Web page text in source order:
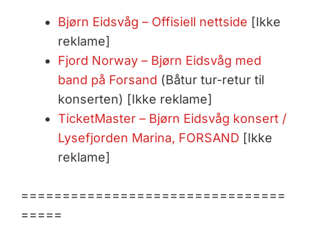
Bjørn Eidsvåg – Offisiell nettside [Ikke
reklame]
Fjord Norway – Bjørn Eidsvåg med
band på Forsand (Båtur tur-retur til
konserten) [Ikke reklame]
TicketMaster – Bjørn Eidsvåg konsert /
Lysefjorden Marina, FORSAND [Ikke
reklame]
================================
=====